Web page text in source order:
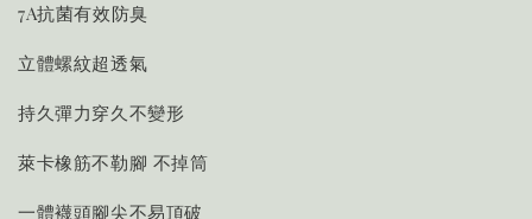
7A抗菌有效防臭
立體螺紋超透氣
持久彈力穿久不變形
萊卡橡筋不勒腳 不掉筒
一體襪頭腳尖不易頂破